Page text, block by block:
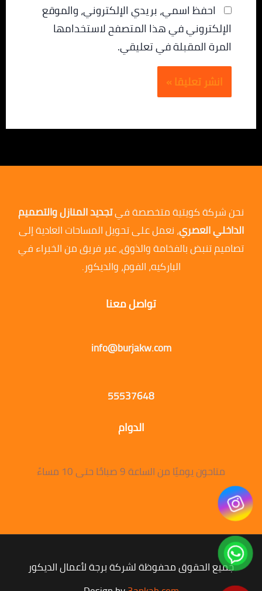
احفظ اسمي، بريدي الإلكتروني، والموقع
الإلكتروني في هذا المتصفح لاستخدامها
المرة المقبلة في تعليقي.
نحن شركة كويتية متخصصة فيتجديد المنازل والتصميم
الداخلي العصري، نعمل على تحويل المساحات العادية إلى
تصاميم تنبض بالفخامة والذوق، عبر فريق من الخبراء في
الباركيه، الفوم، والديكور.
تواصل معنا
info@burjakw.com
55537648
الدوام
متاحون يوميًا من الساعة 9 صباحًا حتى 10 مساءً
جميع الحقوق محفوظة لشركة برجة لأعمال الديكور